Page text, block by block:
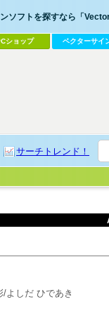
ソフトを探すなら「Vector
ショップ ベクターサイ
サーチトレンド！
/よしだ ひであき